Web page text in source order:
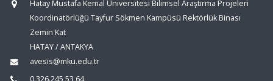
Hatay Mustafa Kemal Üniversitesi Bilimsel Araştırma Projeleri
Koordinatörlüğü Tayfur Sökmen Kampüsü Rektörlük Binası
Zemin Kat
HATAY / ANTAKYA
avesis@mku.edu.tr
0.326.245 53 64